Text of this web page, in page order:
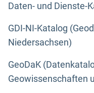
Daten- und Dienste-
GDI-NI-Katalog
Niedersachsen)
GeoDaK
Geowissenschaften